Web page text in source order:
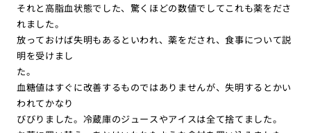
それと高脂血状態でした、驚くほどの数値でしてこれも薬をださ
れました。
放っておけば失明もあるといわれ、薬をだされ、食事について説
明を受けまし
た。
血糖値はすぐに改善するものではありませんが、失明するとかい
われてかなり
びびりました。冷蔵庫のジュースやアイスは全て捨てました。